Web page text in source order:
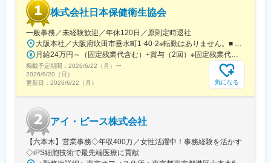
■基礎研修が充実：
入社後1か月は研修期間となります。ビジネスマナーやPCスキル
研修が入社後研修としてあり、PC慣れしていない方も安心してご
入社いただけます。
■配属後も丁寧なフォロー：
現場配属後は、OJTで独り立ちまでサポートその後も定期的なフ
ォローアップ研修や、専門性を高める継続研修、階層別研修など
様々な研修をご用意しています。
・ご自宅から1時間程度で通える施設をお任せする予定です。
・スーパーフレックスタイム制を導入しており、社員自身が業務
のスケジュールに合わせて始業、就業時間を決めることができま
す。
・5日間のリフレッシュ休暇制度や、時間単位で取得できる有給休
株式会社日本保健衛生協会
一般事務／未経験歓迎／年休120日／原則定時退社
掲載予定期間： 2026/6/22（月） 〜
2026/9/20（日）
更新日： 2026/6/22（月） 気になる
アイ・ピース株式会社
【六本木】営業事務◇年収400万／女性活躍中！事務経験を活かす
◇iPS細胞技術で最先端医療に貢献